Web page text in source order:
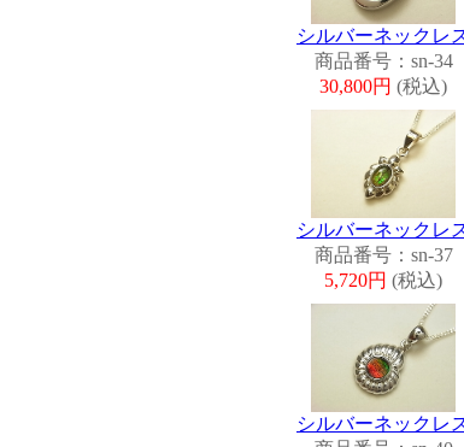
シルバーネックレ
商品番号：sn-34
30,800円 (税込)
シルバーネックレ
商品番号：sn-37
5,720円 (税込)
シルバーネックレ